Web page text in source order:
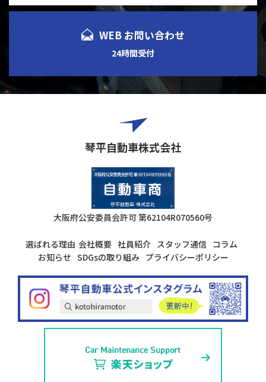
WEB お問い合わせ
24時間受付
琴平自動車株式会社
大阪府公安委員会許可第62104R070560号
選ばれる理由 会社概要 社員紹介 スタッフ通信 コラム
お知らせ SDGsの取り組み プライバシーポリシー